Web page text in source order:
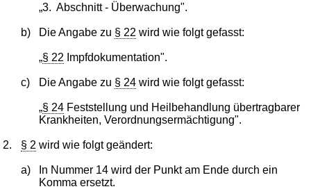
„3. Abschnitt - Überwachung".
b) Die Angabe zu § 22 wird wie folgt gefasst:
„§ 22 Impfdokumentation".
c) Die Angabe zu § 24wird wie folgt gefasst:
„§ 24Feststellung und Heilbehandlung übertragbarer
Krankheiten, Verordnungsermächtigung".
2. § 2 wird wie folgt geändert:
a)
In Nummer 14 wird der Punkt am Ende durch ein
Komma ersetzt.